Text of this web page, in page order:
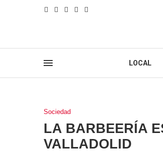
LOCAL
Sociedad
LA BARBEERÍA
VALLADOLID